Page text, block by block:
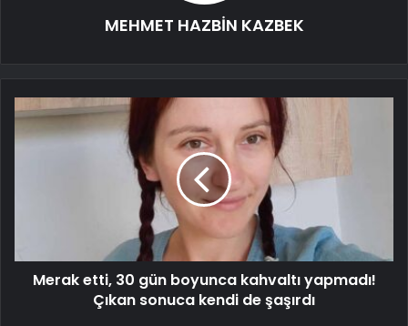
MEHMET HAZBİN KAZBEK
Merak etti, 30 gün boyunca kahvaltı yapmadı!
Çıkan sonuca kendi de şaşırdı